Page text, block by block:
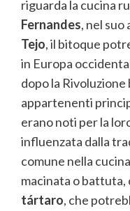
riguarda la cucina
Fernandes, nel
Tejo, il bitoque
in Europa
dopo la
appartenenti
erano noti per la
influenzata dalla
comune nella
macinata o battuta,
tártaro, che